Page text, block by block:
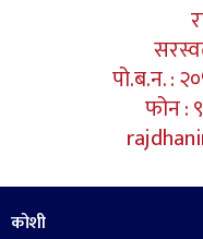
पो.ब.न. :
फोन :
कोशी